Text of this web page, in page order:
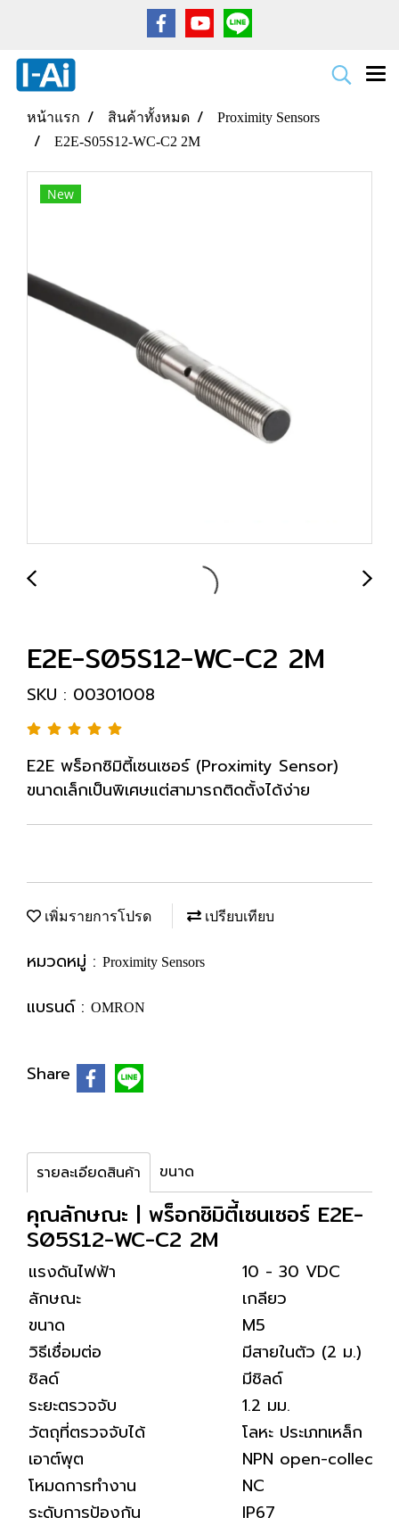
หน้าแรก สินค้าทั้งหมด
Proximity Sensors
E2E-S05S12-WC-C2 2M
New
E2E-S05S12-WC-C2 2M
SKU : 00301008
E2E พร็อกซิมิตี้เซนเซอร์ (Proximity Sensor)
ขนาดเล็กเป็นพิเศษแต่สามารถติดตั้งได้ง่าย
เพิ่มรายการโปรด เปรียบเทียบ
หมวดหมู่ : Proximity Sensors
แบรนด์ : OMRON
Share
รายละเอียดสินค้า ขนาด
คุณลักษณะ | พร็อกซิมิตี้เซนเซอร์ E2E-
S05S12-WC-C2 2M
แรงดันไฟฟ้า
10 - 30 VDC
ลักษณะ
เกลียว
ขนาด
M5
วิธีเชื่อมต่อ
มีสายในตัว (2 ม.)
ชิลด์
มีชิลด์
ระยะตรวจจับ
1.2 มม.
วัตถุที่ตรวจจับได้
โลหะ ประเภทเหล็ก
เอาต์พุต
NPN open-
โหมดการทำงาน
NC
ระดับการป้องกัน
IP67